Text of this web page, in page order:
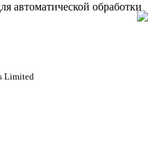
автоматической обработки
Limited